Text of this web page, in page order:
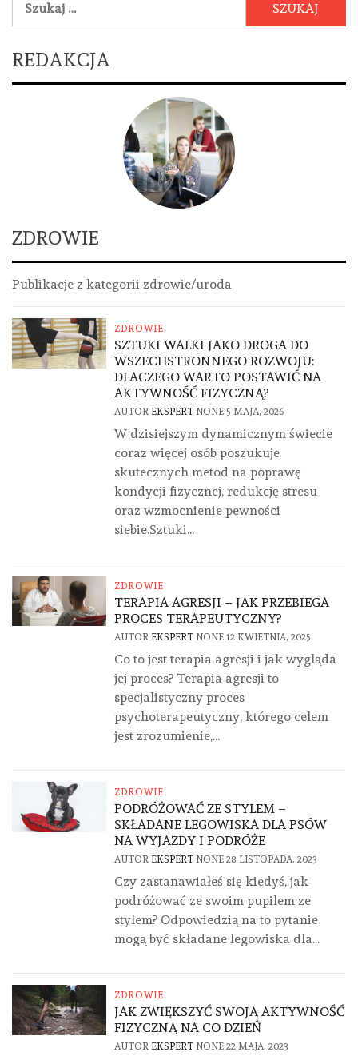
REDAKCJA
ZDROWIE
Publikacje z kategorii zdrowie/uroda
ZDROWIE
SZTUKI WALKI JAKO DROGA DO
WSZECHSTRONNEGO ROZWOJU:
DLACZEGO WARTO POSTAWIĆ NA
AKTYWNOŚĆ FIZYCZNĄ?
AUTOR EKSPERT NONE 5 MAJA, 2026
W dzisiejszym dynamicznym świecie
coraz więcej osób poszukuje
skutecznych metod na poprawę
kondycji fizycznej, redukcję stresu
oraz wzmocnienie pewności
siebie.Sztuki...
ZDROWIE
TERAPIA AGRESJI – JAK PRZEBIEGA
PROCES TERAPEUTYCZNY?
AUTOR EKSPERT NONE 12 KWIETNIA, 2025
Co to jest terapia agresji i jak wygląda
jej proces? Terapia agresji to
specjalistyczny proces
psychoterapeutyczny, którego celem
jest zrozumienie,...
ZDROWIE
PODRÓŻOWAĆ ZE STYLEM –
SKŁADANE LEGOWISKA DLA PSÓW
NA WYJAZDY I PODRÓŻE
AUTOR EKSPERT NONE 28 LISTOPADA, 2023
Czy zastanawiałeś się kiedyś, jak
podróżować ze swoim pupilem ze
stylem? Odpowiedzią na to pytanie
mogą być składane legowiska dla...
ZDROWIE
JAK ZWIĘKSZYĆ SWOJĄ AKTYWNOŚĆ
FIZYCZNĄ NA CO DZIEŃ
AUTOR EKSPERT NONE 22 MAJA, 2023